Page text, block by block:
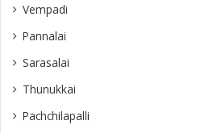
Vempadi
Pannalai
Sarasalai
Thunukkai
Pachchilapalli